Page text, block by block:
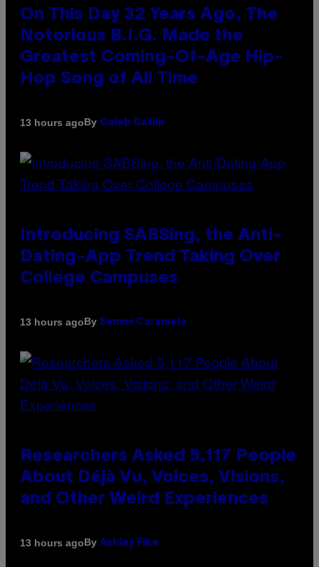
On This Day 32 Years Ago, The
Notorious B.I.G. Made the
Greatest Coming-Of-Age Hip-
Hop Song of All Time
13 hours agoBy Caleb Catlin
Introducing SABSing, the Anti-
Dating-App Trend Taking Over
College Campuses
13 hours agoBy Sammi Caramela
Researchers Asked 5,117 People
About Déjà Vu, Voices, Visions,
and Other Weird Experiences
13 hours agoBy Ashley Fike